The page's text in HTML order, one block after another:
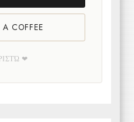
A COFFEE
❤